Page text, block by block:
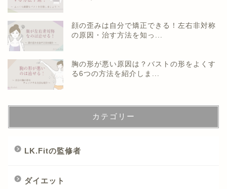
顔の歪みは自分で矯正できる！左右非対称
の原因・治す方法を知っ...
胸の形が悪い原因は？バストの形をよくす
る6つの方法を紹介しま...
カテゴリー
LK.Fitの監修者
ダイエット